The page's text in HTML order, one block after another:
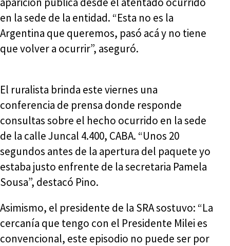
en la sede de la entidad. “Esta no es la
Argentina que queremos, pasó acá y no tiene
que volver a ocurrir”, aseguró.
El ruralista brinda este viernes una
conferencia de prensa donde responde
consultas sobre el hecho ocurrido en la sede
de la calle Juncal 4.400, CABA. “Unos 20
segundos antes de la apertura del paquete yo
estaba justo enfrente de la secretaria Pamela
Sousa”, destacó Pino.
Asimismo, el presidente de la SRA sostuvo: “La
cercanía que tengo con el Presidente Milei es
convencional, este episodio no puede ser por